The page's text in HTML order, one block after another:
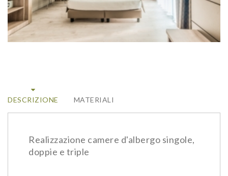
DESCRIZIONE MATERIALI
Realizzazione camere d'albergo singole,
doppie e triple